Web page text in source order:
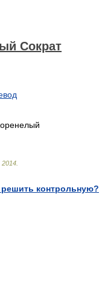
Сократ
2014
контрольную?